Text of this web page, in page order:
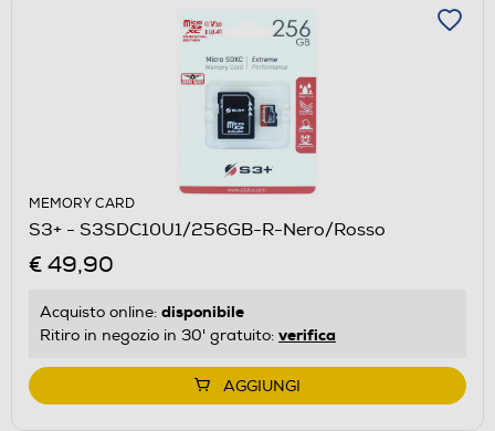
MEMORY CARD
S3+ - S3SDC10U1/256GB-R-Nero/Rosso
€ 49,90
Acquisto online: disponibile
Ritiro in negozio in 30' gratuito: verifica
AGGIUNGI